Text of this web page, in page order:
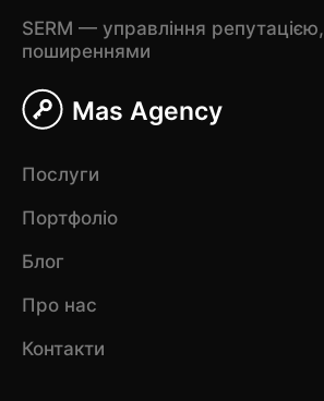
Mas Agency
Послуги
Портфоліо
Блог
Про нас
Контакти
SERM — управління репутацією,
поширеннями